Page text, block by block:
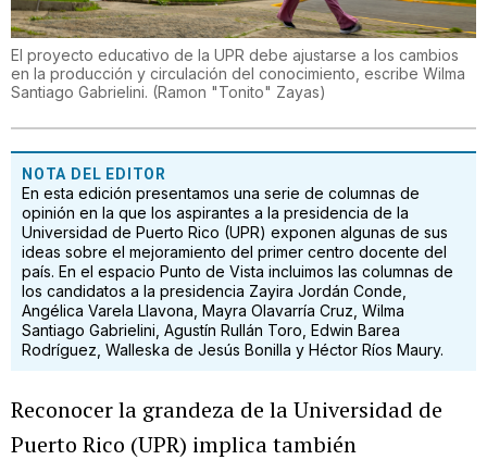
El proyecto educativo de la UPR debe ajustarse a los cambios
en la producción y circulación del conocimiento, escribe Wilma
Santiago Gabrielini. (Ramon "Tonito" Zayas)
NOTA DEL EDITOR
En esta edición presentamos una serie de columnas de
opinión en la que los aspirantes a la presidencia de la
Universidad de Puerto Rico (UPR) exponen algunas de sus
ideas sobre el mejoramiento del primer centro docente del
país. En el espacio Punto de Vista incluimos las columnas de
los candidatos a la presidencia Zayira Jordán Conde,
Angélica Varela Llavona, Mayra Olavarría Cruz, Wilma
Santiago Gabrielini, Agustín Rullán Toro, Edwin Barea
Rodríguez, Walleska de Jesús Bonilla y Héctor Ríos Maury.
Reconocer la grandeza de la Universidad de
Puerto Rico (UPR) implica también